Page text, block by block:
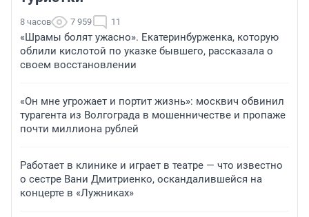
8 часов 7 959 11
«Шрамы болят ужасно». Екатеринбурженка, которую
облили кислотой по указке бывшего, рассказала о
своем восстановлении
«Он мне угрожает и портит жизнь»: москвич обвинил
турагента из Волгограда в мошенничестве и пропаже
почти миллиона рублей
Работает в клинике и играет в театре — что известно
о сестре Вани Дмитриенко, оскандалившейся на
концерте в «Лужниках»